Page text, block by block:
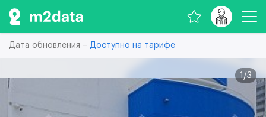
Дата обновления – Доступно на тарифе
1 /3